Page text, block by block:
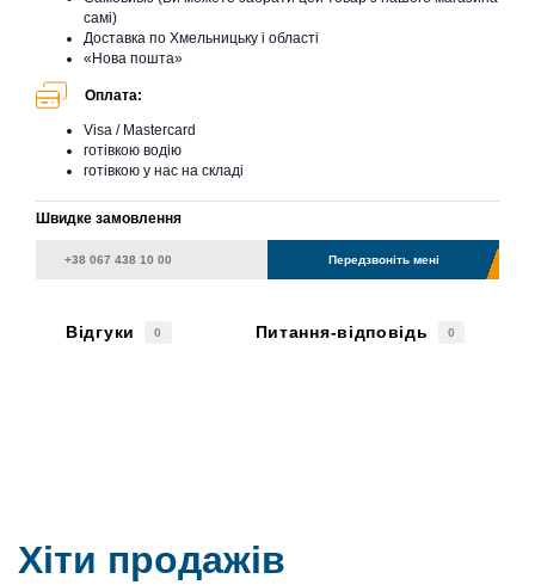
самі)
Доставка по Хмельницьку і області
«Нова пошта»
Оплата:
Visa / Mastercard
готівкою водію
готівкою у нас на складі
Швидке замовлення
Передзвоніть мені
Відгуки 0 Питання-відповідь 0
Хіти продажів